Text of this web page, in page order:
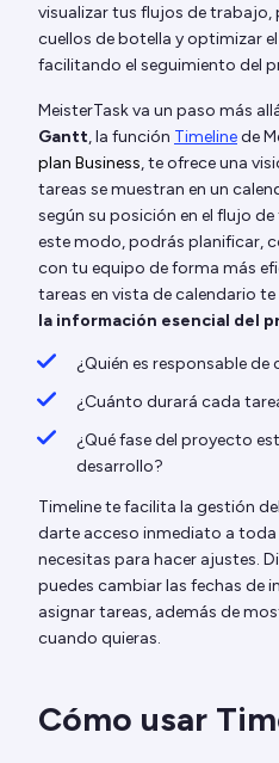
visualizar tus flujos de trabajo,
cuellos de botella y optimizar
facilitando el seguimiento del
MeisterTask va un paso más
Gantt, la función Timelinede
plan Business, te ofrece una
tareas se muestran en un
según su posición en el flujo
este modo, podrás planificar,
con tu equipo de forma más
tareas en vista de calendario te
la información esencial del
¿Quién es responsable de
¿Cuánto durará cada
¿Qué fase del proyecto
desarrollo?
Timeline te facilita la gestión
darte acceso inmediato a
necesitas para hacer ajustes.
puedes cambiar las fechas de
asignar tareas, además de
cuando quieras.
Cómo usar